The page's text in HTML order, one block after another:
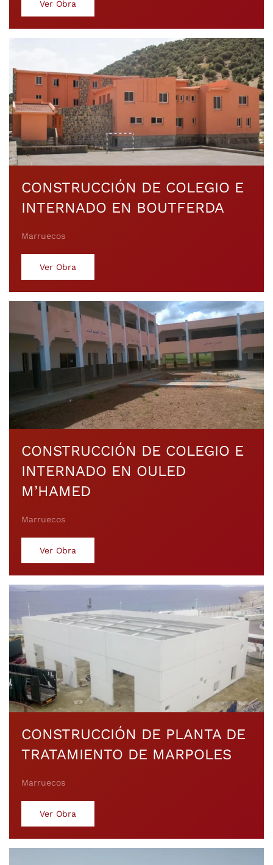
Ver Obra
CONSTRUCCIÓN DE COLEGIO E
INTERNADO EN BOUTFERDA
Marruecos
Ver Obra
CONSTRUCCIÓN DE COLEGIO E
INTERNADO EN OULED
M’HAMED
Marruecos
Ver Obra
CONSTRUCCIÓN DE PLANTA DE
TRATAMIENTO DE MARPOLES
Marruecos
Ver Obra